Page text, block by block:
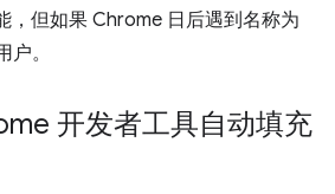
，但如果 Chrome 日后遇到名称为
。
开发者工具自动填充